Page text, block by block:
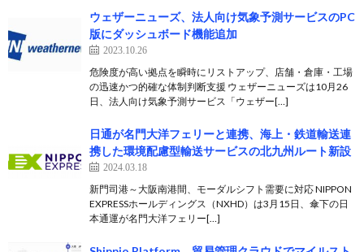
ウェザーニューズ、法人向け気象予測サービスのPC
版にダッシュボード機能追加
2023.10.26
危険度が高い拠点を瞬時にリストアップ、店舗・倉庫・工場
の迅速かつ的確な体制判断支援 ウェザーニューズは10月26
日、法人向け気象予測サービス「ウェザー[…]
日通が名門大洋フェリーと連携、海上・鉄道輸送連
携した環境配慮型輸送サービスの北九州ルート新設
2024.03.18
新門司港～大阪南港間、モーダルシフト需要に対応 NIPPON
EXPRESSホールディングス（NXHD）は3月15日、傘下の日
本通運が名門大洋フェリー[…]